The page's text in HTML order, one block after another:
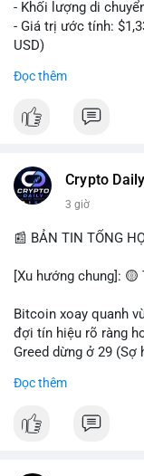
- Khối lượng di
- Giá trị ước tính:
USD)
USD được thực hiện
phân bổ tài sản giữa
cho các lệnh OTC.
thể dao động nhẹ do
Lời khuyên: Nhà đầu
tiếp theo trong 24
mặt hợp lý, tránh
#theodoivilon
Đọc thêm
Crypto
3 giờ
📰 BẢN TIN TỔNG
[Xu hướng chung]:
Bitcoin xoay quanh
đợi tín hiệu rõ ràng
Greed dừng ở 29 (Sợ
dữ liệu nonfarm
Đọc thêm